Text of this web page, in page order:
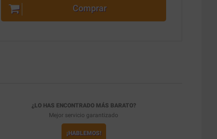
Comprar
¿LO HAS ENCONTRADO MÁS BARATO?
Mejor servicio garantizado
¡HABLEMOS!